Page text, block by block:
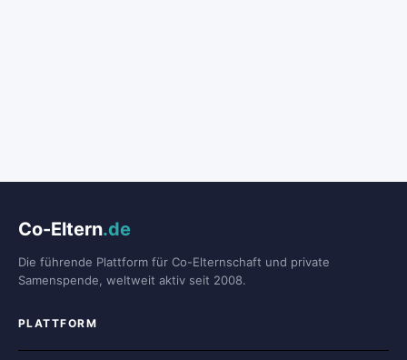
Co-Eltern.de
Die führende Plattform für Co-Elternschaft und private
Samenspende, weltweit aktiv seit 2008.
PLATTFORM